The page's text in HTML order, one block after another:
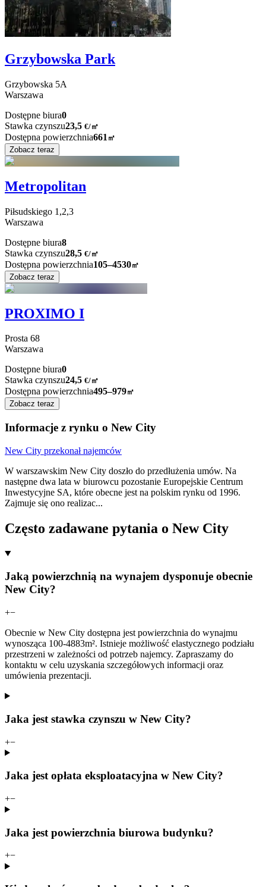
Grzybowska Park
Grzybowska 5A
Warszawa
Dostępne biura0
Stawka czynszu23,5 €/㎡
Dostępna powierzchnia661 ㎡
Zobacz teraz
Metropolitan
Piłsudskiego 1,2,3
Warszawa
Dostępne biura8
Stawka czynszu28,5 €/㎡
Dostępna powierzchnia105–4530㎡
Zobacz teraz
PROXIMO I
Prosta 68
Warszawa
Dostępne biura0
Stawka czynszu24,5 €/㎡
Dostępna powierzchnia495–979㎡
Zobacz teraz
Informacje z rynku o New City
New City przekonał najemców
W warszawskim New City doszło do przedłużenia umów. Na
następne dwa lata w biurowcu pozostanie Europejskie Centrum
Inwestycyjne SA, które obecne jest na polskim rynku od 1996.
Zajmuje się ono realizac...
Często zadawane pytania o New City
Jaką powierzchnią na wynajem dysponuje obecnie
New City?
+−
Obecnie w New City dostępna jest powierzchnia do wynajmu
wynosząca 100-4883m². Istnieje możliwość elastycznego podziału
przestrzeni w zależności od potrzeb najemcy. Zapraszamy do
kontaktu w celu uzyskania szczegółowych informacji oraz
umówienia prezentacji.
Jaka jest stawka czynszu w New City?
+−
Jaka jest opłata eksploatacyjna w New City?
+−
Jaka jest powierzchnia biurowa budynku?
+−